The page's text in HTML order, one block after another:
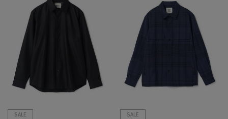
SALE
SALE